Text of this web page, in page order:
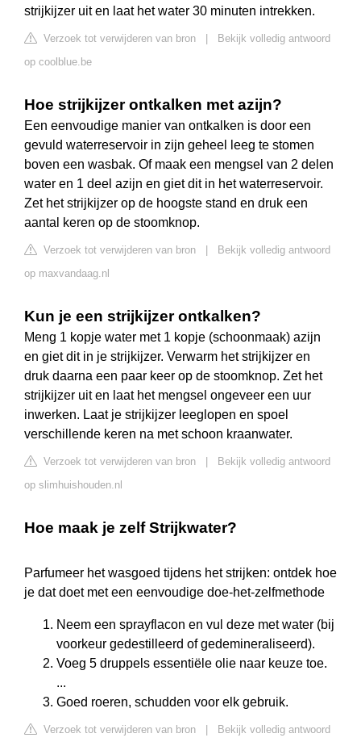
strijkijzer uit en laat het water 30 minuten intrekken.
Verzoek tot verwijderen van bron
Bekijk volledig antwoord
op coolblue.be
Hoe strijkijzer ontkalken met azijn?
Een eenvoudige manier van ontkalken is door een
gevuld waterreservoir in zijn geheel leeg te stomen
boven een wasbak. Of maak een mengsel van 2 delen
water en 1 deel azijn en giet dit in het waterreservoir.
Zet het strijkijzer op de hoogste stand en druk een
aantal keren op de stoomknop.
Verzoek tot verwijderen van bron
Bekijk volledig antwoord
op maxvandaag.nl
Kun je een strijkijzer ontkalken?
Meng 1 kopje water met 1 kopje (schoonmaak) azijn
en giet dit in je strijkijzer. Verwarm het strijkijzer en
druk daarna een paar keer op de stoomknop. Zet het
strijkijzer uit en laat het mengsel ongeveer een uur
inwerken. Laat je strijkijzer leeglopen en spoel
verschillende keren na met schoon kraanwater.
Verzoek tot verwijderen van bron
Bekijk volledig antwoord
op slimhuishouden.nl
Hoe maak je zelf Strijkwater?
Parfumeer het wasgoed tijdens het strijken: ontdek hoe
je dat doet met een eenvoudige doe-het-zelfmethode
Neem een sprayflacon en vul deze met water (bij
voorkeur gedestilleerd of gedemineraliseerd).
Voeg 5 druppels essentiële olie naar keuze toe.
...
Goed roeren, schudden voor elk gebruik.
Verzoek tot verwijderen van bron
Bekijk volledig antwoord